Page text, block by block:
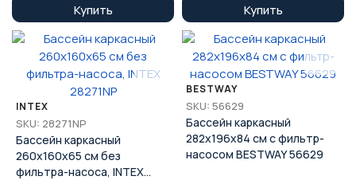
Купить Купить
INTEX
SKU: 28271NP
Бассейн каркасный
260x160x65 см без
фильтра-насоса, INTEX
BESTWAY
SKU: 56629
Бассейн каркасный
282x196x84 см с фильтр-
насосом BESTWAY 56629